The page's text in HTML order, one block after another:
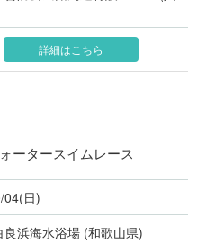
詳細はこちら
ータースイムレース
04(日)
良浜海水浴場 (和歌山県)